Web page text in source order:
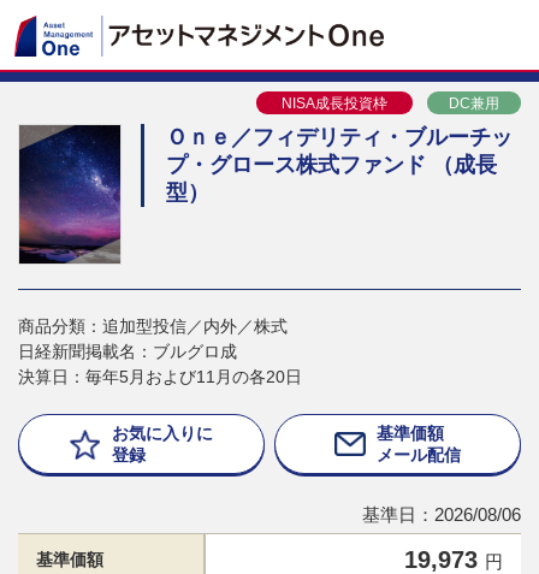
NISA成長投資枠 DC兼用
Ｏｎｅ／フィデリティ・ブルーチッ
プ・グロース株式ファンド （成長
型）
商品分類：追加型投信／内外／株式
日経新聞掲載名：ブルグロ成
決算日：毎年5月および11月の各20日
お気に入りに
登録
基準価額
メール配信
基準日：2026/08/06
基準価額 19,973 円